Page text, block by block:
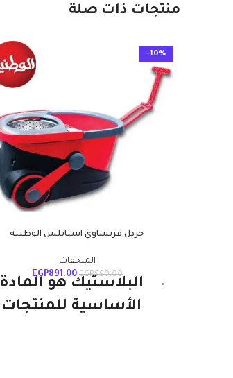
منتجات ذات صلة
-10%
جردل فرنساوي استانلس الوطنية
الملحقات
EGP990.00
EGP891.00
البلاستيك هو المادة
الأساسية للمنتجات